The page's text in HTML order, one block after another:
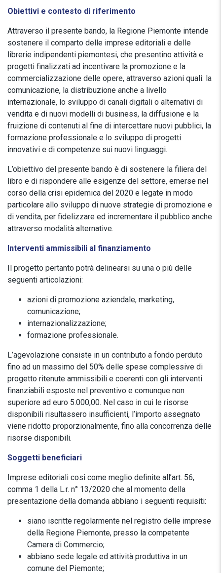
Obiettivi e contesto di riferimento
Attraverso il presente bando, la Regione Piemonte intende
sostenere il comparto delle imprese editoriali e delle
librerie indipendenti piemontesi, che presentino attività e
progetti finalizzati ad incentivare la promozione e la
commercializzazione delle opere, attraverso azioni quali: la
comunicazione, la distribuzione anche a livello
internazionale, lo sviluppo di canali digitali o alternativi di
vendita e di nuovi modelli di business, la diffusione e la
fruizione di contenuti al fine di intercettare nuovi pubblici, la
formazione professionale e lo sviluppo di progetti
innovativi e di competenze sui nuovi linguaggi.
L’obiettivo del presente bando è di sostenere la filiera del
libro e di rispondere alle esigenze del settore, emerse nel
corso della crisi epidemica del 2020 e legate in modo
particolare allo sviluppo di nuove strategie di promozione e
di vendita, per fidelizzare ed incrementare il pubblico anche
attraverso modalità alternative.
Interventi ammissibili al finanziamento
Il progetto pertanto potrà delinearsi su una o più delle
seguenti articolazioni:
azioni di promozione aziendale, marketing,
comunicazione;
internazionalizzazione;
formazione professionale.
L’agevolazione consiste in un contributo a fondo perduto
fino ad un massimo del 50% delle spese complessive di
progetto ritenute ammissibili e coerenti con gli interventi
finanziabili esposte nel preventivo e comunque non
superiore ad euro 5.000,00. Nel caso in cui le risorse
disponibili risultassero insufficienti, l’importo assegnato
viene ridotto proporzionalmente, fino alla concorrenza delle
risorse disponibili.
Soggetti beneficiari
Imprese editoriali cosi come meglio definite all’art. 56,
comma 1 della L.r. n° 13/2020 che al momento della
presentazione della domanda abbiano i seguenti requisiti:
siano iscritte regolarmente nel registro delle imprese
della Regione Piemonte, presso la competente
Camera di Commercio;
abbiano sede legale ed attività produttiva in un
comune del Piemonte;